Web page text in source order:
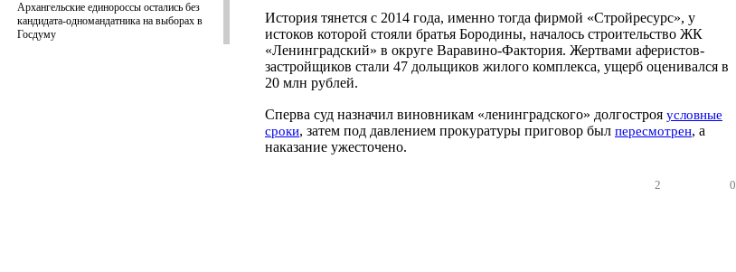
Архангельские единороссы остались без
кандидата-одномандатника на выборах в
Госдуму
История тянется с 2014 года, именно тогда фирмой «Стройресурс», у
истоков которой стояли братья Бородины, началось строительство ЖК
«Ленинградский» в округе Варавино-Фактория. Жертвами аферистов-
застройщиков стали 47 дольщиков жилого комплекса, ущерб оценивался в
20 млн рублей.
Сперва суд назначил виновникам «ленинградского» долгостроя условные
сроки, затем под давлением прокуратуры приговор был пересмотрен, а
наказание ужесточено.
2 0